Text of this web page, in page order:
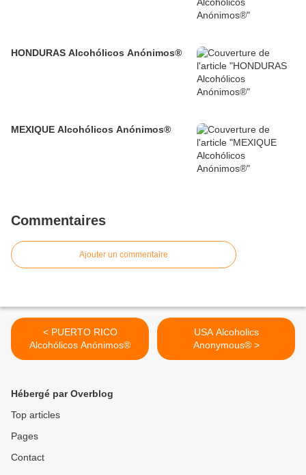
HONDURAS Alcohólicos Anónimos®
MEXIQUE Alcohólicos Anónimos®
Commentaires
Ajouter un commentaire
< PUERTO RICO
Alcohólicos Anónimos®
USA Alcoholics
Anonymous® >
Hébergé par Overblog
Top articles
Pages
Contact